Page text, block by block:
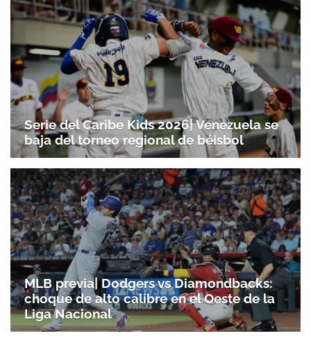
Serie del Caribe Kids 2026| Venezuela se
baja del torneo regional de béisbol
MLB previa| Dodgers vs Diamondbacks:
choque de alto calibre en el Oeste de la
Liga Nacional